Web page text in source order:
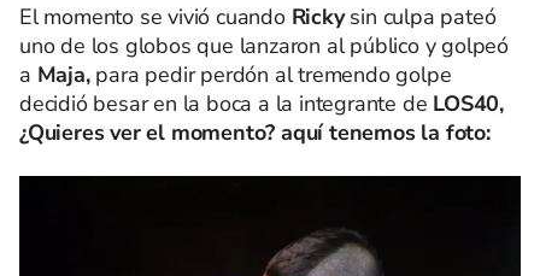
El momento se vivió cuando Rickysin culpa pateó
uno de los globos que lanzaron al público y golpeó
a Maja,para pedir perdón al tremendo golpe
decidió besar en la boca a la integrante de LOS40,
¿Quieres ver el momento? aquí tenemos la foto: